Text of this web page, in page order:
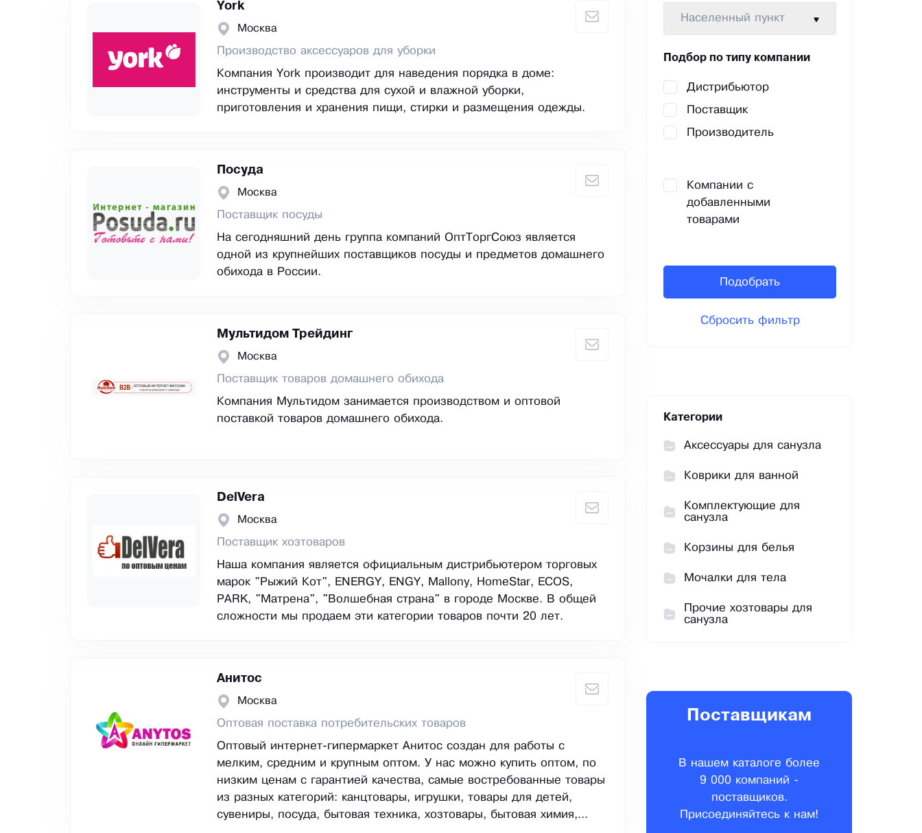
York
Москва
Производство аксессуаров для уборки
Компания York производит для наведения порядка в доме:
инструменты и средства для сухой и влажной уборки,
приготовления и хранения пищи, стирки и размещения одежды.
Посуда
Москва
Поставщик посуды
На сегодняшний день группа компаний ОптТоргСоюз является
одной из крупнейших поставщиков посуды и предметов домашнего
обихода в России.
Мультидом Трейдинг
Москва
Поставщик товаров домашнего обихода
Компания Мультидом занимается производством и оптовой
поставкой товаров домашнего обихода.
DelVera
Москва
Поставщик хозтоваров
Наша компания является официальным дистрибьютером торговых
марок "Рыжий Кот", ENERGY, ENGY, Mallony, HomeStar, ECOS,
PARK, "Матрена", "Волшебная страна" в городе Москве. В общей
сложности мы продаем эти категории товаров почти 20 лет.
Анитос
Москва
Оптовая поставка потребительских товаров
Оптовый интернет-гипермаркет Анитос создан для работы с
мелким, средним и крупным оптом. У нас можно купить оптом, по
низким ценам с гарантией качества, самые востребованные товары
из разных категорий: канцтовары, игрушки, товары для детей,
сувениры, посуда, бытовая техника, хозтовары, бытовая химия,...
Населенный пункт
Подбор по типу компании
Дистрибьютор
Поставщик
Производитель
Компании с
добавленными
товарами
Подобрать
Сбросить фильтр
Категории
Аксессуары для санузла
Коврики для ванной
Комплектующие для
санузла
Корзины для белья
Мочалки для тела
Прочие хозтовары для
санузла
Поставщикам
В нашем каталоге более
9 000 компаний -
поставщиков.
Присоединяйтесь к нам!